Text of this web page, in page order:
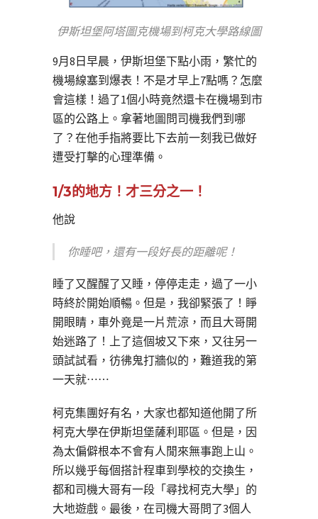
伊斯坦堡阿塔圖克機場到柯克大學路線圖
9月8日早晨，伊斯坦堡下點小雨，繁忙的
機場線塞到爆表！不是才早上7點嗎？怎麼
會這樣！過了1個小時竟然還卡在機場到市
區的公路上。拿著地圖問司機我們到哪
了？在他手指將要比下去前一刻我已做好
遭受打擊的心理準備。
1/3的地方！才三分之一！
他說
你睡吧，還有一段好長的距離呢！
睡了又醒醒了又睡，停停走走，過了一小
時終於開始順暢。但是，我卻緊張了！睜
開眼睛，車外竟是一片荒涼，而且大哥開
始迷路了！上了這個坡又下來，又往另一
頭試試看，彷彿鬼打牆似的，難道我的第
一天就⋯⋯
柯克集團好有名，大家也都知道他開了所
柯克大學在伊斯坦堡薩利耶區。但是，因
為太偏僻根本不會有人閒來無事跑上山。
所以幾乎每個搭計程車到學校的交換生，
都和司機大哥有一段「尋找柯克大學」的
大地遊戲。最後，在司機大哥問了3個人